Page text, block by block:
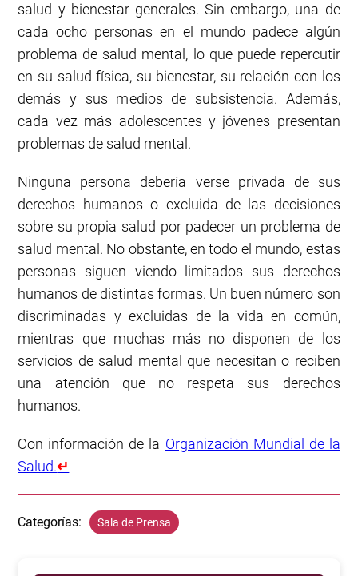
salud y bienestar generales. Sin embargo, una de
cada ocho personas en el mundo padece algún
problema de salud mental, lo que puede repercutir
en su salud física, su bienestar, su relación con los
demás y sus medios de subsistencia. Además,
cada vez más adolescentes y jóvenes presentan
problemas de salud mental.
Ninguna persona debería verse privada de sus
derechos humanos o excluida de las decisiones
sobre su propia salud por padecer un problema de
salud mental. No obstante, en todo el mundo, estas
personas siguen viendo limitados sus derechos
humanos de distintas formas. Un buen número son
discriminadas y excluidas de la vida en común,
mientras que muchas más no disponen de los
servicios de salud mental que necesitan o reciben
una atención que no respeta sus derechos
humanos.
Con información de la Organización Mundial de la
Salud.↵
Categorías: Sala de Prensa